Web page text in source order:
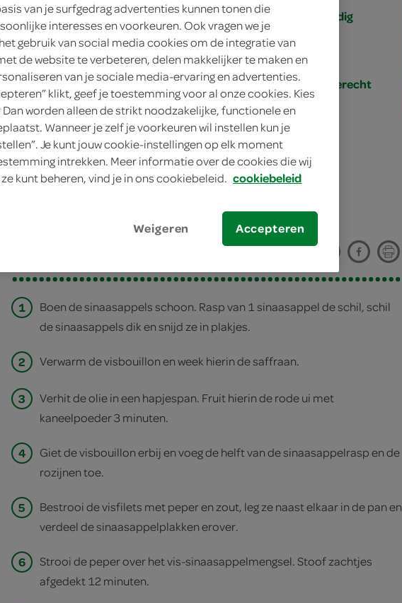
eenvoudig
hoofdgerecht
1
Boen de sinaasappels schoon. Rasp van 1 sinaasappel de schil, schil
de sinaasappels dik en snijd ze in plakjes.
2 Verwarm de visbouillon en week hierin de saffraan.
3
Verhit de olie in een hapjespan. Fruit hierin de rode ui met
kaneelpoeder 3 minuten.
4
Giet de visbouillon erbij en voeg de helft van de sinaasappelrasp en de
rozijnen toe.
5
Bestrooi de visfilets met peper en zout, leg ze naast elkaar in de pan en
verdeel de sinaasappelplakken erover.
6
Strooi de peper over het vis-sinaasappelmengsel. Stoof zachtjes
afgedekt 12 minuten.
van je surfgedrag advertenties kunnen tonen die
interesses en voorkeuren. Ook vragen we je
gebruik van social media cookies om de integratie van
de website te verbeteren, delen makkelijker te maken en
van je sociale media-ervaring en advertenties.
klikt, geef je toestemming voor al onze cookies. Kies
Dan worden alleen de strikt noodzakelijke, functionele en
Wanneer je zelf je voorkeuren wil instellen kun je
Je kunt jouw cookie-instellingen op elk moment
intrekken. Meer informatie over de cookies die wij
kunt beheren, vind je in ons cookiebeleid. cookiebeleid
Weigeren Accepteren